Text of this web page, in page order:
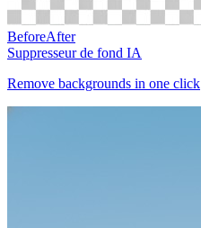
BeforeAfter
Suppresseur de fond IA
Remove backgrounds in one click